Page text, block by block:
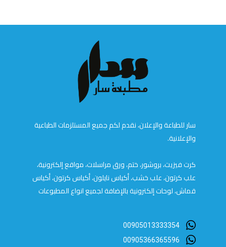
سار للطباعة والإعلان، نقدم لكم جميع المستلزمات الطباعية
والإعلانية.
كرت فيزيت، بروشور، ختم، ورق مراسلات، مواقع إلكترونية،
علب كرتون، علب خشب، أكياس نايلون، أكياس كرتون، أكياس
قماش، لوحات إلكترونية بالإضافة لجميع انواع المطبوعات
00905013333354
00905366365596